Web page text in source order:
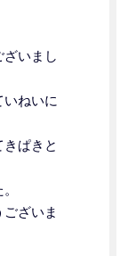
いまし
ねいに
ぱきと
ざいま